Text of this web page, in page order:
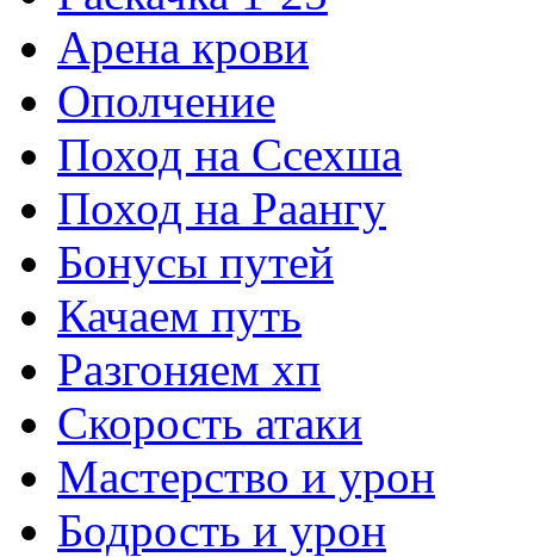
Арена крови
Ополчение
Поход на Ссехша
Поход на Раангу
Бонусы путей
Качаем путь
Разгоняем хп
Скорость атаки
Мастерство и урон
Бодрость и урон